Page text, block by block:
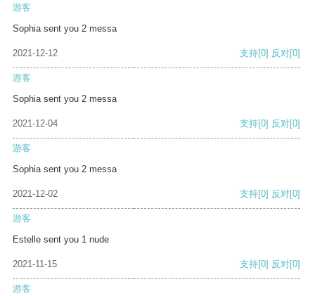
游客
Sophia sent you 2 messa
2021-12-12 支持[0] 反对[0]
游客
Sophia sent you 2 messa
2021-12-04 支持[0] 反对[0]
游客
Sophia sent you 2 messa
2021-12-02 支持[0] 反对[0]
游客
Estelle sent you 1 nude
2021-11-15 支持[0] 反对[0]
游客